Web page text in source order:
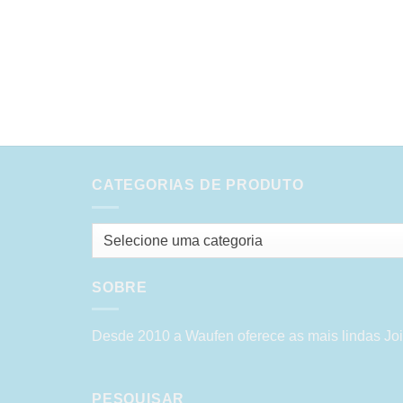
CATEGORIAS DE PRODUTO
Selecione uma categoria
SOBRE
Desde 2010 a Waufen oferece as mais lindas
PESQUISAR